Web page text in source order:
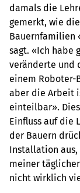
damals die
gemerkt, wie
Bauernfamilien
sagt. «Ich habe
veränderte und
einem
aber die Arbeit
einteilbar».
Einfluss auf die
der Bauern
Installation
meiner
nicht wirklich